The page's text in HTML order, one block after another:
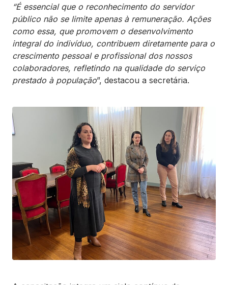
“É essencial que o reconhecimento do servidor
público não se limite apenas à remuneração. Ações
como essa, que promovem o desenvolvimento
integral do indivíduo, contribuem diretamente para o
crescimento pessoal e profissional dos nossos
colaboradores, refletindo na qualidade do serviço
prestado à população”, destacou a secretária.